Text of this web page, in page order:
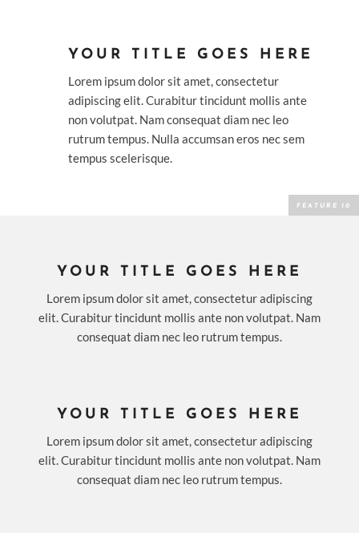
YOUR TITLE GOES HERE
Lorem ipsum dolor sit amet, consectetur
adipiscing elit. Curabitur tincidunt mollis ante
non volutpat. Nam consequat diam nec leo
rutrum tempus. Nulla accumsan eros nec sem
tempus scelerisque.
YOUR TITLE GOES HERE
Lorem ipsum dolor sit amet, consectetur adipiscing
elit. Curabitur tincidunt mollis ante non volutpat. Nam
consequat diam nec leo rutrum tempus.
YOUR TITLE GOES HERE
Lorem ipsum dolor sit amet, consectetur adipiscing
elit. Curabitur tincidunt mollis ante non volutpat. Nam
consequat diam nec leo rutrum tempus.